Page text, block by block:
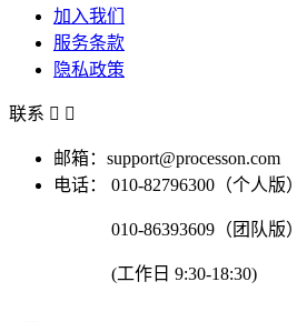
加入我们
服务条款
隐私政策
联系  
邮箱：support@processon.com
电话：
010-82796300（个人版）
010-86393609（团队版）
(工作日 9:30-18:30)